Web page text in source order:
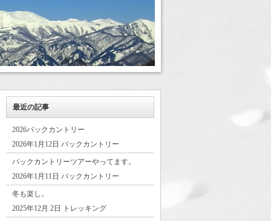
最近の記事
2026バックカントリー
2026年1月12日 バックカントリー
バックカントリーツアーやってます。
2026年1月11日 バックカントリー
冬も楽し。
2025年12月 2日 トレッキング